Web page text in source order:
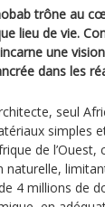
trône au
lieu de vie.
une
dans les
seul
simples
de
4 millions de